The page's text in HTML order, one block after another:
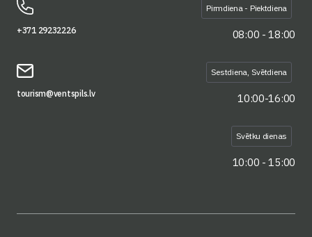
+371 29232226
tourism@ventspils.lv
Pirmdiena - Piektdiena
08:00 - 18:00
Sestdiena, Svētdiena
10:00-16:00
Svētku dienas
10:00 - 15:00